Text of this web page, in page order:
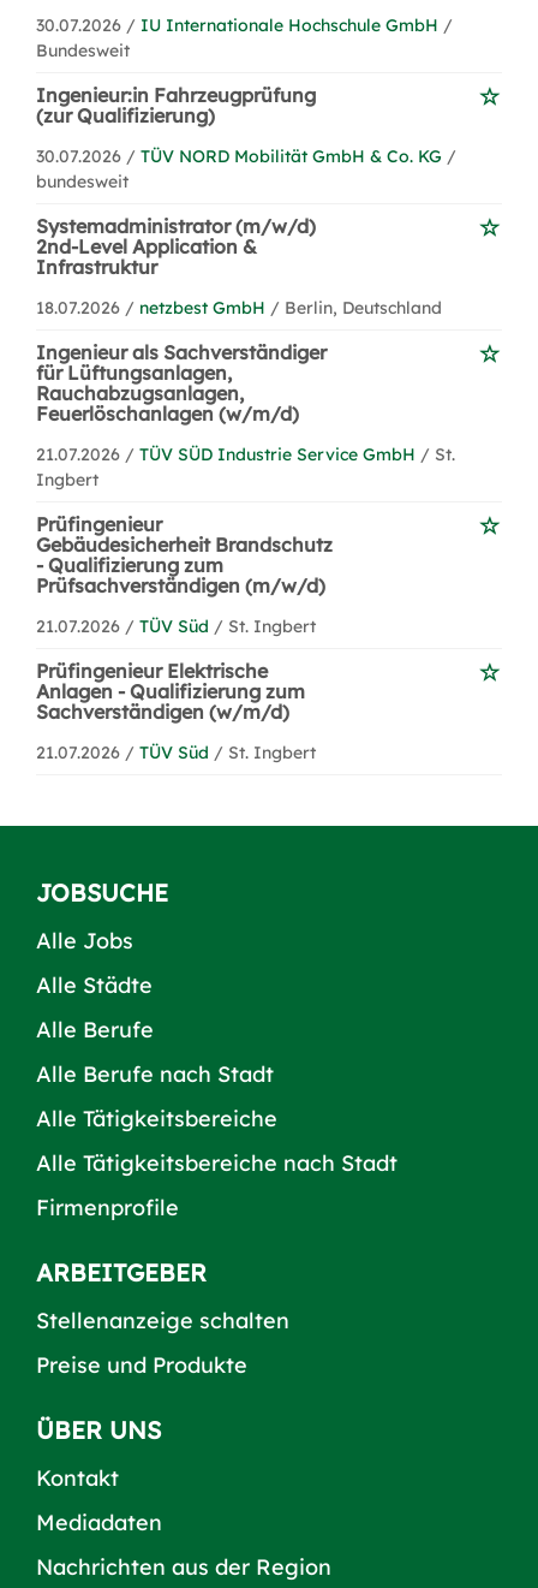
30.07.2026 / IU Internationale Hochschule GmbH /
Bundesweit
Ingenieur:in Fahrzeugprüfung
(zur Qualifizierung)
30.07.2026 / TÜV NORD Mobilität GmbH & Co. KG /
bundesweit
Systemadministrator (m/w/d)
2nd-Level Application &
Infrastruktur
18.07.2026 / netzbest GmbH / Berlin, Deutschland
Ingenieur als Sachverständiger
für Lüftungsanlagen,
Rauchabzugsanlagen,
Feuerlöschanlagen (w/m/d)
21.07.2026 / TÜV SÜD Industrie Service GmbH / St.
Ingbert
Prüfingenieur
Gebäudesicherheit Brandschutz
- Qualifizierung zum
Prüfsachverständigen (m/w/d)
21.07.2026 / TÜV Süd / St. Ingbert
Prüfingenieur Elektrische
Anlagen - Qualifizierung zum
Sachverständigen (w/m/d)
21.07.2026 / TÜV Süd / St. Ingbert
JOBSUCHE
Alle Jobs
Alle Städte
Alle Berufe
Alle Berufe nach Stadt
Alle Tätigkeitsbereiche
Alle Tätigkeitsbereiche nach Stadt
Firmenprofile
ARBEITGEBER
Stellenanzeige schalten
Preise und Produkte
ÜBER UNS
Kontakt
Mediadaten
Nachrichten aus der Region